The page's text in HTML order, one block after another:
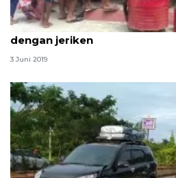
Pemudik kesal SPBU
dengan jeriken
3 Juni 2019